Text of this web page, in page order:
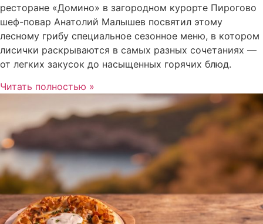
ресторане «Домино» в загородном курорте Пирогово
шеф-повар Анатолий Малышев посвятил этому
лесному грибу специальное сезонное меню, в котором
лисички раскрываются в самых разных сочетаниях —
от легких закусок до насыщенных горячих блюд.
Читать полностью »